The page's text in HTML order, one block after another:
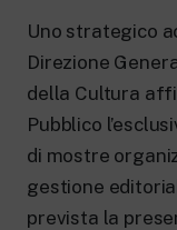
Uno strategico
Direzione
della Cultura
Pubblico
di mostre
gestione
prevista la